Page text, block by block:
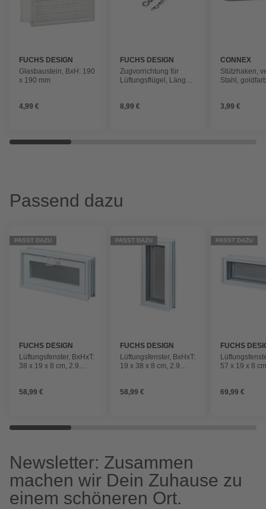
FUCHS DESIGN
Glasbaustein, BxH: 190
x 190 mm
4,99 €
FUCHS DESIGN
Zugvorrichtung für
Lüftungsflügel, Länge:
8,99 €
CONNEX
Stützhaken,
Stahl,
3,99 €
Passend dazu
PASST DAZU
FUCHS DESIGN
Lüftungsfenster, BxHxT:
38 x 19 x 8 cm, 2.9
58,99 €
PASST DAZU
FUCHS DESIGN
Lüftungsfenster, BxHxT:
19 x 38 x 8 cm, 2.9
58,99 €
PASST DAZU
FUCHS
57 x 19 x 8
69,99 €
Newsletter: Zusammen
machen wir Dein Zuhause zu
einem schöneren Ort.